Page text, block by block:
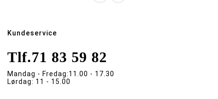
Kundeservice
Tlf.71 83 59 82
Mandag - Fredag:11.00 - 17.30
Lørdag: 11 - 15.00